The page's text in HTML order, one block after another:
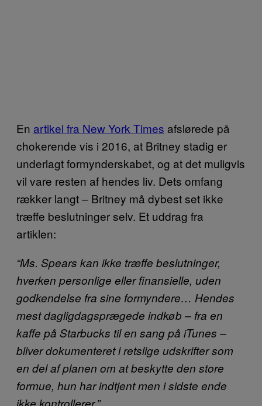
En artikel fra New York Times afslørede på
chokerende vis i 2016, at Britney stadig er
underlagt formynderskabet, og at det muligvis
vil vare resten af hendes liv. Dets omfang
rækker langt – Britney må dybest set ikke
træffe beslutninger selv. Et uddrag fra
artiklen:
“Ms. Spears kan ikke træffe beslutninger,
hverken personlige eller finansielle, uden
godkendelse fra sine formyndere… Hendes
mest dagligdagsprægede indkøb – fra en
kaffe på Starbucks til en sang på iTunes –
bliver dokumenteret i retslige udskrifter som
en del af planen om at beskytte den store
formue, hun har indtjent men i sidste ende